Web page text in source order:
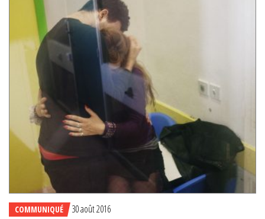
COMMUNIQUÉ 30 août 2016